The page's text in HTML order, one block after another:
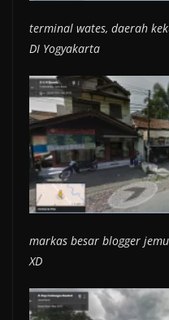
terminal wates, daerah
DI Yogyakarta
markas besar blogger
XD